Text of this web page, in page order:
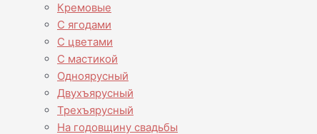
Кремовые
С ягодами
С цветами
С мастикой
Одноярусный
Двухъярусный
Трехъярусный
На годовщину свадьбы